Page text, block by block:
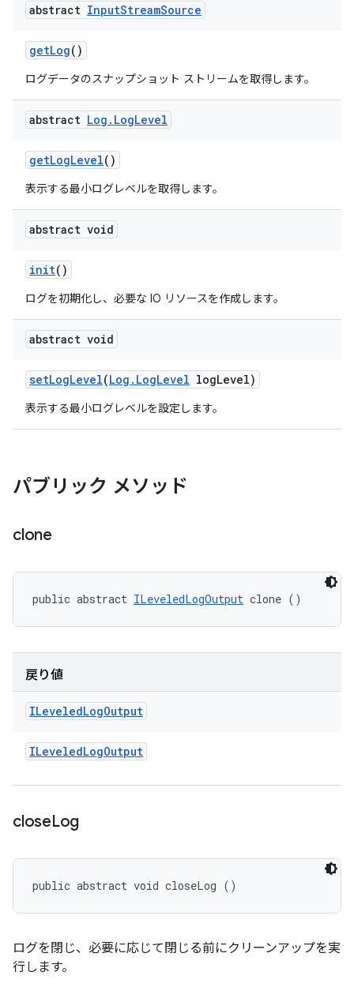
abstract InputStreamSource
getLog()
ログデータのスナップショット ストリームを取得します。
abstract Log . LogLevel
getLogLevel()
表示する最小ログレベルを取得します。
abstract void
init()
ログを初期化し、必要な IO リソースを作成します。
abstract void
setLogLevel(Log . LogLevel logLevel)
表示する最小ログレベルを設定します。
パブリック メソッド
clone
public abstract ILeveledLogOutput clone ()
戻り値
ILeveledLogOutput
ILeveledLogOutput
closeLog
public abstract void closeLog ()
ログを閉じ、必要に応じて閉じる前にクリーンアップを実
行します。